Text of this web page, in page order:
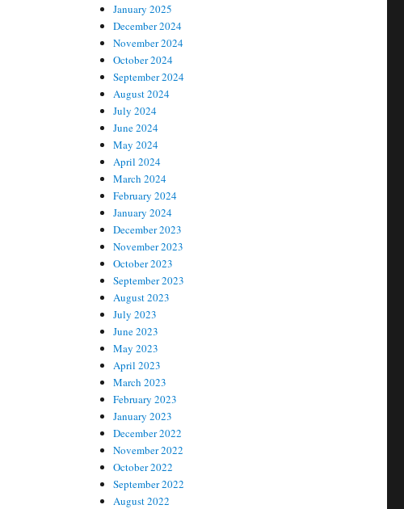
January 2025
December 2024
November 2024
October 2024
September 2024
August 2024
July 2024
June 2024
May 2024
April 2024
March 2024
February 2024
January 2024
December 2023
November 2023
October 2023
September 2023
August 2023
July 2023
June 2023
May 2023
April 2023
March 2023
February 2023
January 2023
December 2022
November 2022
October 2022
September 2022
August 2022